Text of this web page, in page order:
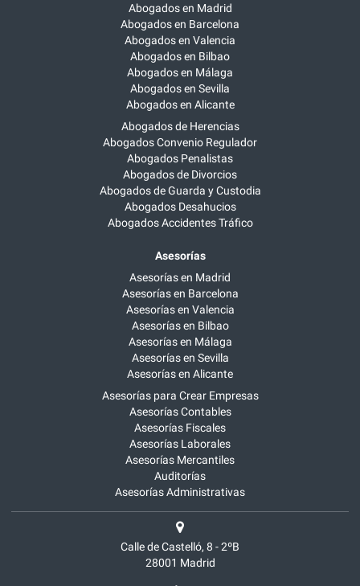
Abogados en Madrid
Abogados en Barcelona
Abogados en Valencia
Abogados en Bilbao
Abogados en Málaga
Abogados en Sevilla
Abogados en Alicante
Abogados de Herencias
Abogados Convenio Regulador
Abogados Penalistas
Abogados de Divorcios
Abogados de Guarda y Custodia
Abogados Desahucios
Abogados Accidentes Tráfico
Asesorías
Asesorías en Madrid
Asesorías en Barcelona
Asesorías en Valencia
Asesorías en Bilbao
Asesorías en Málaga
Asesorías en Sevilla
Asesorías en Alicante
Asesorías para Crear Empresas
Asesorías Contables
Asesorías Fiscales
Asesorías Laborales
Asesorías Mercantiles
Auditorías
Asesorías Administrativas
Calle de Castelló, 8 - 2ºB
28001 Madrid